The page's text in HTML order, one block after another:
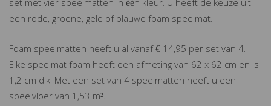
set met vier speelmatten in één kleur. U heeft de keuze uit
een rode, groene, gele of blauwe foam speelmat.
Foam speelmatten heeft u al vanaf € 14,95 per set van 4.
Elke speelmat foam heeft een afmeting van 62 x 62 cm en is
1,2 cm dik. Met een set van 4 speelmatten heeft u een
speelvloer van 1,53 m².